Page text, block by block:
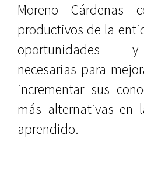
Moreno Cárdenas
productivos de la
oportunidades
necesarias para
incrementar sus
más alternativas en
aprendido.